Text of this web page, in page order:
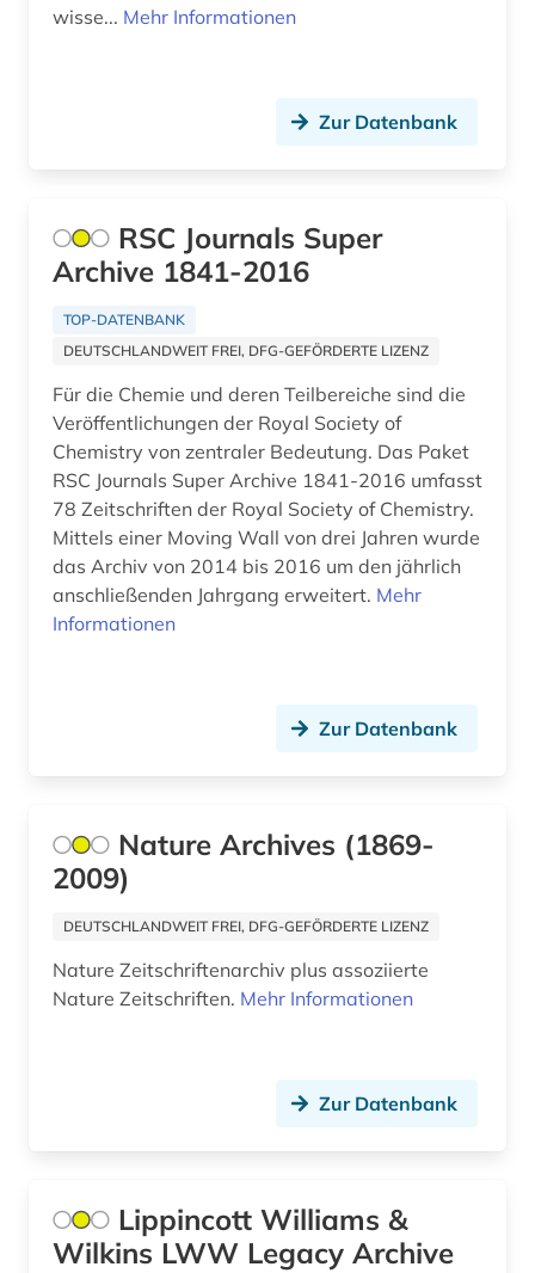
essay (1)
eu recht (1)
europarecht (3)
europäische union (2)
evaluation (1)
evangelische theologie (1)
evangelischer pressedienst (1)
evidenz (1)
fachinformation (1)
familienrecht (1)
fertigungstechnik (1)
wisse... Mehr Informationen
Zur Datenbank
RSC Journals Super
Archive 1841-2016
TOP-DATENBANK
DEUTSCHLANDWEIT FREI, DFG-GEFÖRDERTE LIZENZ
Für die Chemie und deren Teilbereiche sind die
Veröffentlichungen der Royal Society of
Chemistry von zentraler Bedeutung. Das Paket
RSC Journals Super Archive 1841-2016 umfasst
78 Zeitschriften der Royal Society of Chemistry.
Mittels einer Moving Wall von drei Jahren wurde
das Archiv von 2014 bis 2016 um den jährlich
anschließenden Jahrgang erweitert. Mehr
Informationen
Zur Datenbank
Nature Archives (1869-
2009)
DEUTSCHLANDWEIT FREI, DFG-GEFÖRDERTE LIZENZ
Nature Zeitschriftenarchiv plus assoziierte
Nature Zeitschriften. Mehr Informationen
Zur Datenbank
Lippincott Williams &
Wilkins LWW Legacy Archive